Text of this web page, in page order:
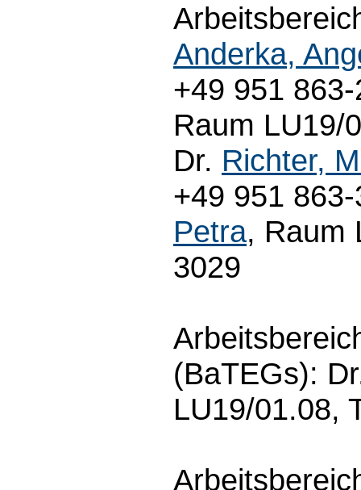
Anderka,
+49 951
Raum LU19/
Dr. Richter,
+49 951
Petra, Raum
3029
(BaTEGs):
LU19/01.08,